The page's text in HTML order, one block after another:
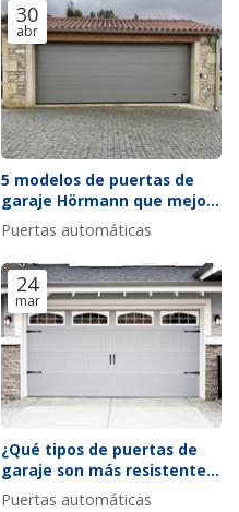
30
abr
5 modelos de puertas de
garaje Hörmann que mejor
se adaptan a fachadas
modernas
Puertas automáticas
24
mar
¿Qué tipos de puertas de
garaje son más resistentes
al viento y por qué?
Puertas automáticas